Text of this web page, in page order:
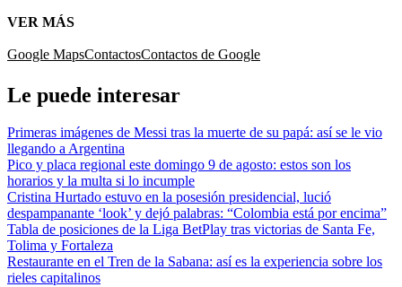
VER MÁS
Google MapsContactosContactos de Google
Le puede interesar
Primeras imágenes de Messi tras la muerte de su papá: así se le vio
llegando a Argentina
Pico y placa regional este domingo 9 de agosto: estos son los
horarios y la multa si lo incumple
Cristina Hurtado estuvo en la posesión presidencial, lució
despampanante ‘look’ y dejó palabras: “Colombia está por encima”
Tabla de posiciones de la Liga BetPlay tras victorias de Santa Fe,
Tolima y Fortaleza
Restaurante en el Tren de la Sabana: así es la experiencia sobre los
rieles capitalinos